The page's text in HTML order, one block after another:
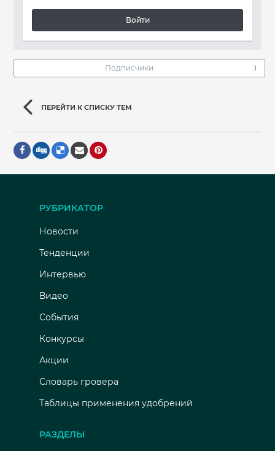
Войти
Подписчики 1
ПЕРЕЙТИ К СПИСКУ ТЕМ
РУБРИКАТОР
Новости
Тенденции
Интервью
Видео
События
Конкурсы
Акции
Словарь гровера
Таблицы применения удобрений
РАЗДЕЛЫ